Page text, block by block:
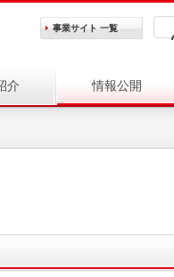
事業サイト 一覧
介 情報公開